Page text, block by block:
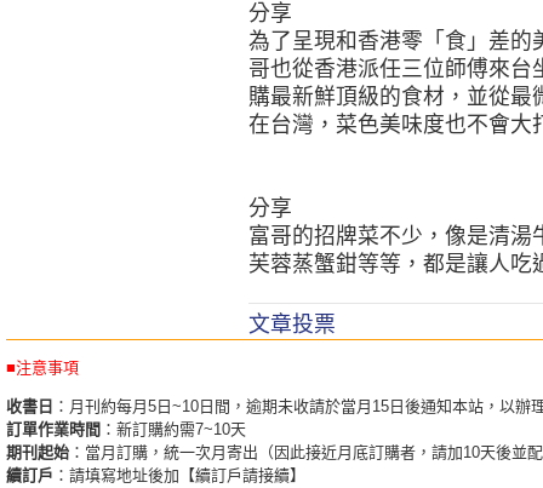
分享
為了呈現和香港零「食」差的
哥也從香港派任三位師傅來
購最新鮮頂級的食材，並從
在台灣，菜色美味度也不會大
分享
富哥的招牌菜不少，像是清
芙蓉蒸蟹鉗等等，都是讓人吃
文章投票
■注意事項
收書日 ：月刊約每月5日~10日間，逾期未收請於當月15日後通知本站，以辦
訂單作業時間 ：新訂購約需7~10天
期刊起始 ：當月訂購，統一次月寄出（因此接近月底訂購者，請加10天後並
續訂戶 ：請填寫地址後加【續訂戶請接續】